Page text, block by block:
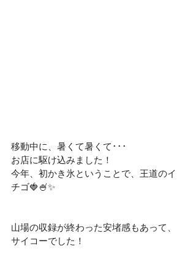
移動中に、暑くて暑くて･･･
お店に駆け込みました！
今年、初かき氷ということで、王道のイ
チゴ🍓🍧✨
山場の収録が終わった安堵感もあって、
サイコーでした！